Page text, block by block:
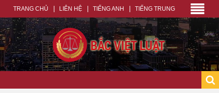
TRANG CHỦ LIÊN HỆ TIẾNG ANH TIẾNG TRUNG